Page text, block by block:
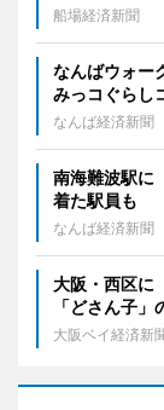
船場経済新聞
なんばウォー
みっコぐらし
なんば経済新聞
南海難波駅に
着た駅員も
なんば経済新聞
大阪・西区に
「どさん子」
大阪ベイ経済新